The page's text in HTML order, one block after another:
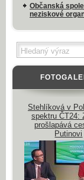
Občanská
neziskové
Stehlíková v
spektru ČT24:
prošlapává
Putinovi